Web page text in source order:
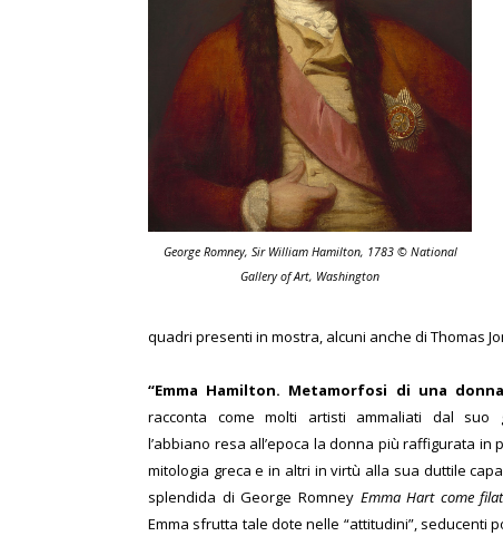
George Romney, Sir William Hamilton, 1783 © National
Gallery of Art, Washington
quadri presenti in mostra, alcuni anche di Thomas
“Emma Hamilton. Metamorfosi di una
racconta come molti artisti ammaliati dal suo
l’abbiano resa all’epoca la donna più raffigurata in
mitologia greca e in altri in virtù alla sua duttile
splendida di George Romney Emma Hart come
Emma sfrutta tale dote nelle “attitudini”, seducenti